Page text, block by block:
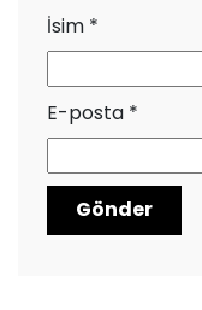
İsim *
E-posta *